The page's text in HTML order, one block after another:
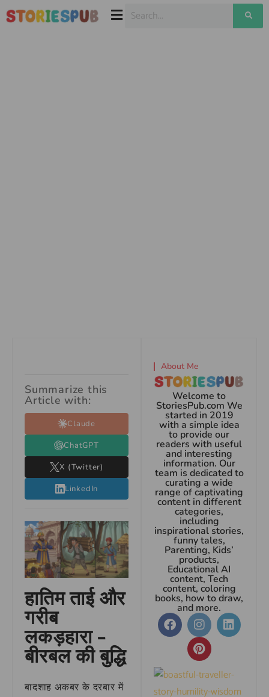
Summarize this
Article with:
Claude
ChatGPT
X (Twitter)
LinkedIn
हातिम ताई और
गरीब
लकड़हारा –
बीरबल की बुद्धि
बादशाह अकबर के दरबार में
About Me
Welcome to
StoriesPub.com We
started in 2019
with a simple idea
to provide our
readers with useful
and interesting
information. Our
team is dedicated to
curating a wide
range of captivating
content in different
categories,
including
inspirational stories,
funny tales,
Parenting, Kids’
products,
Educational AI
content, Tech
content, coloring
books, how to draw,
and more.